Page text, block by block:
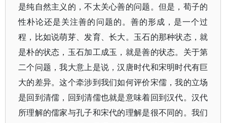
是纯自然主义的，不太关心善的问题。但是，荀子的
性朴论还是关注善的问题的。善的形成，是一个过
程，比如说萌芽、发育、长大。玉石的那种状态，就
是朴的状态，玉石加工成玉，就是善的状态。关于第
二个问题，我大意上是说，汉唐时代和宋明时代有巨
大的差异。这个牵涉到我们如何评价宋儒，我的立场
是回到清儒，回到清儒也就是意味着回到汉代。汉代
所理解的儒家与孔子和宋代的理解是很不同的。我们